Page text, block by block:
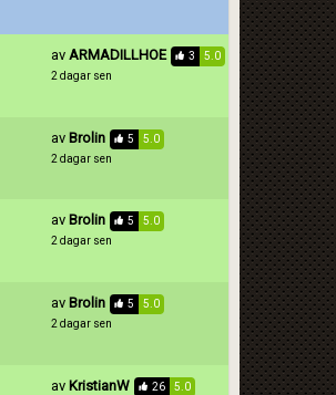
av ARMADILLHOE 3
5.0
2 dagar sen
av Brolin 5
5.0
2 dagar sen
av Brolin 5
5.0
2 dagar sen
av Brolin 5
5.0
2 dagar sen
av KristianW 26
5.0